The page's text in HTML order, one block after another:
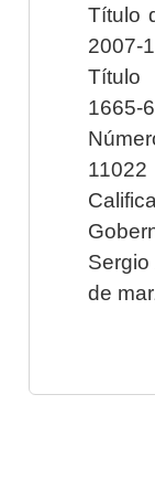
Título
2007-
Título
1665-
de